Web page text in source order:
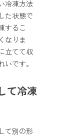
冷凍方法
た状態で
するこ
なりま
立てて収
です。
て冷凍
て別の形